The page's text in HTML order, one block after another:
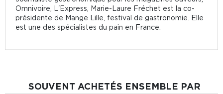
Omnivoire, L'Express, Marie-Laure Fréchet est la co-
présidente de Mange Lille, festival de gastronomie. Elle
est une des spécialistes du pain en France.
SOUVENT ACHETÉS ENSEMBLE PAR